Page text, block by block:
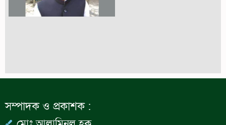
সম্পাদক ও প্রকাশক :